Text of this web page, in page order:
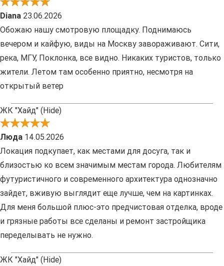
Diana 23.06.2026
Обожаю нашу смотровую площадку. Поднимаюсь
вечером и кайфую, виды на Москву завораживают. Сити,
река, МГУ, Поклонка, все видно. Никаких туристов, только
жители. Летом там особенно приятно, несмотря на
открытый ветер
ЖК "Хайд" (Hide)
Люда 14.05.2026
Локация подкупает, как местами для досуга, так и
близостью ко всем значимым местам города. Любителям
футуристичного и современного архитектура однозначно
зайдет, вживую выглядит еще лучше, чем на картинках.
Для меня большой плюс-это предчистовая отделка, вроде
и грязные работы все сделаны и ремонт застройщика
переделывать не нужно.
ЖК "Хайд" (Hide)